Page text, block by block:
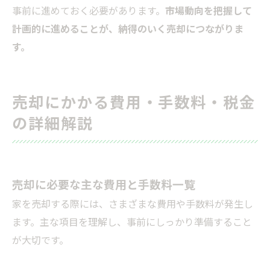
事前に進めておく必要があります。 市場動向を把握して
計画的に進めることが、納得のいく売却につながりま
す。
売却にかかる費用・手数料・税金
の詳細解説
売却に必要な主な費用と手数料一覧
家を売却する際には、さまざまな費用や手数料が発生し
ます。主な項目を理解し、事前にしっかり準備すること
が大切です。